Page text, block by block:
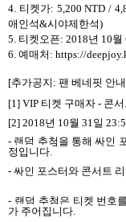
4. 티켓가: 5,200 NTD /
애인석&시야제한석)
5. 티켓오픈: 2018년 10월
6. 예매처 : https://
[추가공지 : 팬 베네핏 안내
[1] VIP 티켓 구매자 - 콘
[2] 2018년 10월 31 일
- 랜덤 추첨을 통해 싸인
정입니다.
- 싸인 포스터와 콘서트
- 랜덤 추첨은 티켓 번호
가 주어집니다.